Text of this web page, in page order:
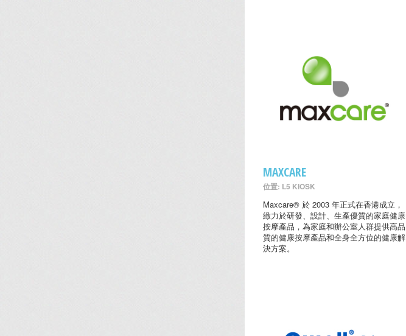
MAXCARE
位置: L5 KIOSK
Maxcare® 於 2003 年正式在香港成立，
緻力於研發、設計、生產優質的家庭健康
按摩產品，為家庭和辦公室人群提供高品
質的健康按摩產品和全身全方位的健康解
決方案。